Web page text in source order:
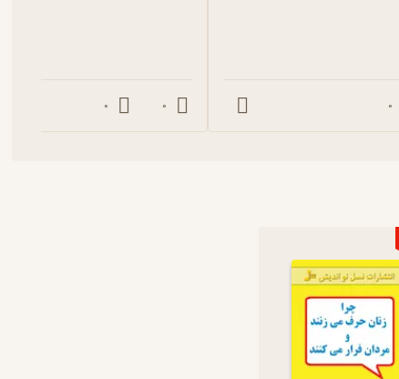
را در ارتباط و تماس با فرزندان خود نگه می دارد بلکه با افراد
طی هزاران سال، یک نوع ردیاب در خود به وجود آوردند که آنان
می کند، می تواند آرامش داشته باشد، اما وقتی احساس فاصله می
کرده‌اند و در مرحله جست‌وجوی راهکارهایی برای تحکیم روابط خود
و انتخاب همسر هستند نیز کاربردی است چرا که به آن‌ها این
از مسائل روشن‌تر و به روز تر کنند و با آگاهی بیشتری وارد یک
0
0
0